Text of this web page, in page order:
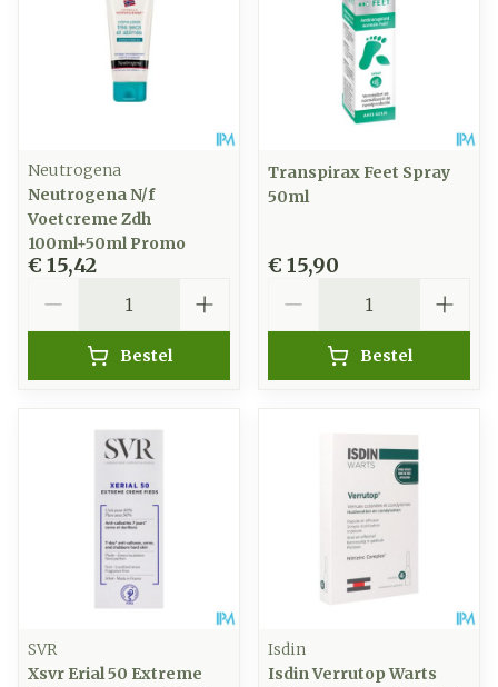
Neutrogena
Neutrogena N/f
Voetcreme Zdh
100ml+50ml Promo
€ 15,42
Bestel
Transpirax Feet Spray
50ml
€ 15,90
Bestel
SVR
Xsvr Erial 50 Extreme
Isdin
Isdin Verrutop Warts